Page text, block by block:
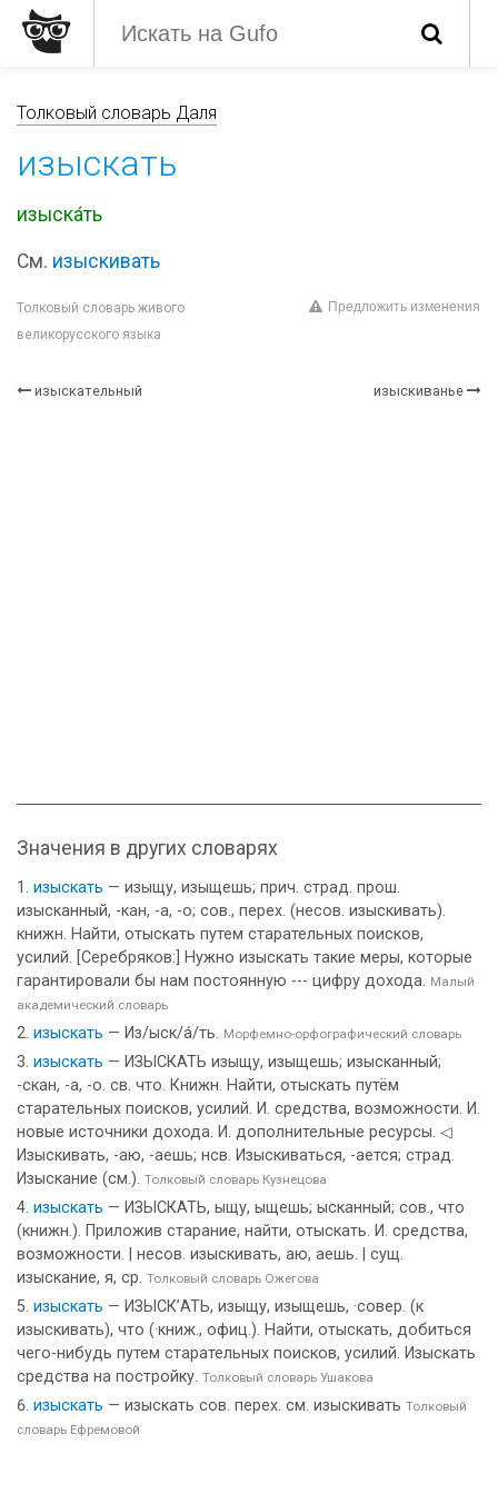
Толковый словарь Даля
изыскать
изыска́ть
См. изыскивать
Толковый словарь живого
великорусского языка
Предложить изменения
изыскательный изыскиванье
Значения в других словарях
изыскать — изыщу, изыщешь; прич. страд. прош.
изысканный, -кан, -а, -о; сов., перех. (несов. изыскивать).
книжн. Найти, отыскать путем старательных поисков,
усилий. [Серебряков:] Нужно изыскать такие меры, которые
гарантировали бы нам постоянную --- цифру дохода. Малый
академический словарь
изыскать — Из/ыск/а́/ть. Морфемно-орфографический словарь
изыскать — ИЗЫСКАТЬ изыщу, изыщешь; изысканный;
-скан, -а, -о. св. что. Книжн. Найти, отыскать путём
старательных поисков, усилий. И. средства, возможности. И.
новые источники дохода. И. дополнительные ресурсы. ◁
Изыскивать, -аю, -аешь; нсв. Изыскиваться, -ается; страд.
Изыскание (см.). Толковый словарь Кузнецова
изыскать — ИЗЫСКАТЬ, ыщу, ыщешь; ысканный; сов., что
(книжн.). Приложив старание, найти, отыскать. И. средства,
возможности. | несов. изыскивать, аю, аешь. | сущ.
изыскание, я, ср. Толковый словарь Ожегова
изыскать — ИЗЫСК’АТЬ, изыщу, изыщешь, ·совер. (к
изыскивать), что (·книж., офиц.). Найти, отыскать, добиться
чего-нибудь путем старательных поисков, усилий. Изыскать
средства на постройку. Толковый словарь Ушакова
изыскать — изыскать сов. перех. см. изыскивать Толковый
словарь Ефремовой